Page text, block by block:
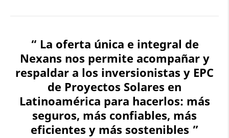
“ La oferta única e integral de
Nexans nos permite acompañar y
respaldar a los inversionistas y EPC
de Proyectos Solares en
Latinoamérica para hacerlos: más
seguros, más confiables, más
eficientes y más sostenibles ”